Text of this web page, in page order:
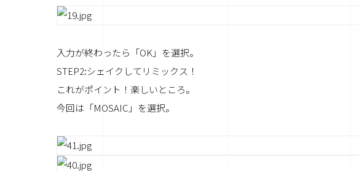
入力が終わったら「OK」を選択。
STEP2:シェイクしてリミックス！
これがポイント！楽しいところ。
今回は「MOSAIC」を選択。